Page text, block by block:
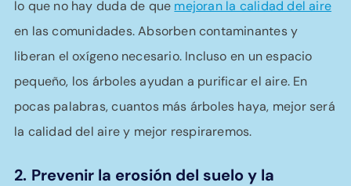
lo que no hay duda de que mejoran la calidad del aire
en las comunidades. Absorben contaminantes y
liberan el oxígeno necesario. Incluso en un espacio
pequeño, los árboles ayudan a purificar el aire. En
pocas palabras, cuantos más árboles haya, mejor será
la calidad del aire y mejor respiraremos.
2. Prevenir la erosión del suelo y la